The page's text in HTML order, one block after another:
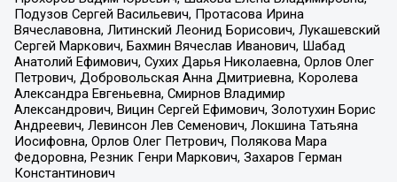
Подузов Сергей Васильевич, Протасова Ирина
Вячеславовна, Литинский Леонид Борисович, Лукашевский
Сергей Маркович, Бахмин Вячеслав Иванович, Шабад
Анатолий Ефимович, Сухих Дарья Николаевна, Орлов Олег
Петрович, Добровольская Анна Дмитриевна, Королева
Александра Евгеньевна, Смирнов Владимир
Александрович, Вицин Сергей Ефимович, Золотухин Борис
Андреевич, Левинсон Лев Семенович, Локшина Татьяна
Иосифовна, Орлов Олег Петрович, Полякова Мара
Федоровна, Резник Генри Маркович, Захаров Герман
Константинович